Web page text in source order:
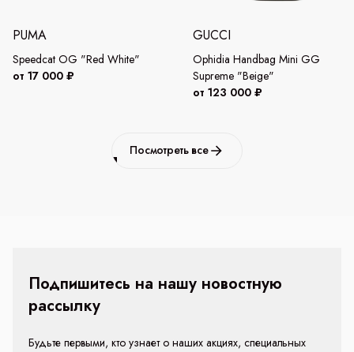
PUMA
Speedcat OG "Red White"
от 17 000 ₽
GUCCI
Ophidia Handbag Mini GG
Supreme "Beige"
от 123 000 ₽
Посмотреть все
Подпишитесь на нашу новостную
рассылку
Будьте первыми, кто узнает о наших акциях, специальных